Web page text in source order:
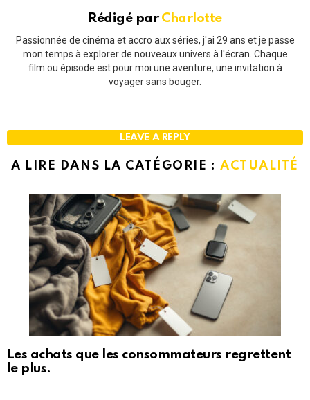
Rédigé par Charlotte
Passionnée de cinéma et accro aux séries, j'ai 29 ans et je passe
mon temps à explorer de nouveaux univers à l'écran. Chaque
film ou épisode est pour moi une aventure, une invitation à
voyager sans bouger.
LEAVE A REPLY
A LIRE DANS LA CATÉGORIE : ACTUALITÉ
Les achats que les consommateurs regrettent
le plus.